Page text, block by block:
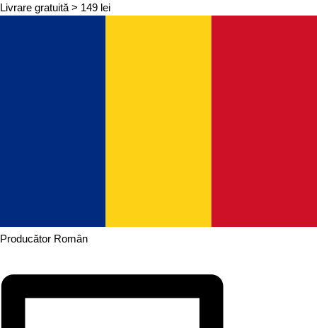
Livrare gratuită > 149 lei
Producător Român